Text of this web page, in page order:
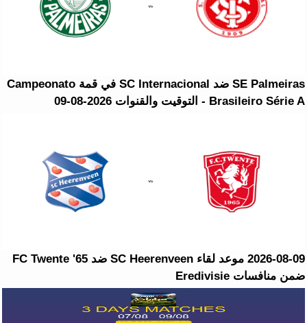
SE Palmeiras ضد SC Internacional في قمة Campeonato
Brasileiro Série A - التوقيت والقنوات 2026-08-09
2026-08-09 موعد لقاء SC Heerenveen ضد FC Twente '65
ضمن منافسات Eredivisie